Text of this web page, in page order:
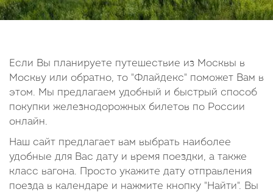
Если Вы планируете путешествие из Москвы в
Москву или обратно, то "Флайдекс" поможет Вам в
этом. Мы предлагаем удобный и быстрый способ
покупки железнодорожных билетов по России
онлайн.
Наш сайт предлагает вам выбрать наиболее
удобные для Вас дату и время поездки, а также
класс вагона. Просто укажите дату отправления
поезда в календаре и нажмите кнопку "Найти". Вы
14
15 16 17 18 19
20
Октябрь 2026
5
6 7 8 9 10
11
12
13 14 15 16 17
18